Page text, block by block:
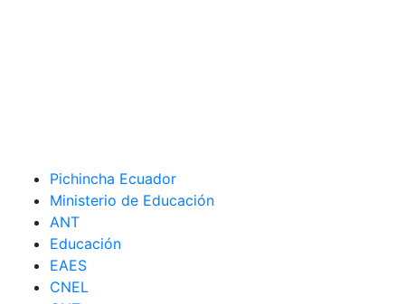
Pichincha Ecuador
Ministerio de Educación
ANT
Educación
EAES
CNEL